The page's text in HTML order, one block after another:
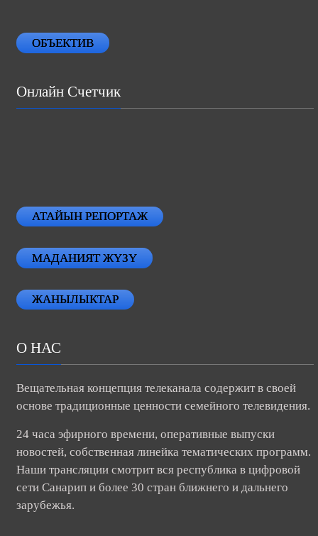
ОБЪЕКТИВ
Онлайн Счетчик
АТАЙЫН РЕПОРТАЖ
МАДАНИЯТ ЖҮЗҮ
ЖАНЫЛЫКТАР
О НАС
Вещательная концепция телеканала содержит в своей
основе традиционные ценности семейного телевидения.
24 часа эфирного времени, оперативные выпуски
новостей, собственная линейка тематических программ.
Наши трансляции смотрит вся республика в цифровой
сети Санарип и более 30 стран ближнего и дальнего
зарубежья.